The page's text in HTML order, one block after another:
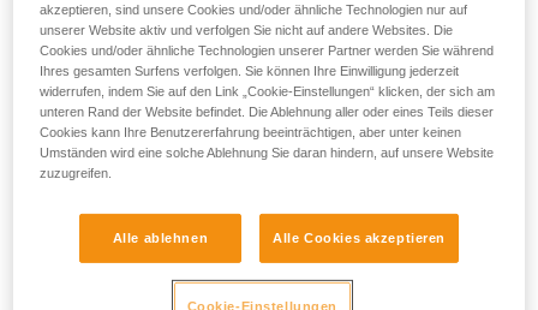
Halten Sie das ASAP oder ASAP LOCK soweit wie möglich
oberhalb des Befestigungspunkts Ihres Gurts
akzeptieren, sind unsere Cookies und/oder ähnliche Technologien nur auf
unserer Website aktiv und verfolgen Sie nicht auf andere Websites. Die
Cookies und/oder ähnliche Technologien unserer Partner werden Sie während
Ihres gesamten Surfens verfolgen. Sie können Ihre Einwilligung jederzeit
widerrufen, indem Sie auf den Link „Cookie-Einstellungen“ klicken, der sich am
unteren Rand der Website befindet. Die Ablehnung aller oder eines Teils dieser
Cookies kann Ihre Benutzererfahrung beeinträchtigen, aber unter keinen
Umständen wird eine solche Ablehnung Sie daran hindern, auf unsere Website
zuzugreifen.
Alle ablehnen Alle Cookies akzeptieren
Cookie-Einstellungen